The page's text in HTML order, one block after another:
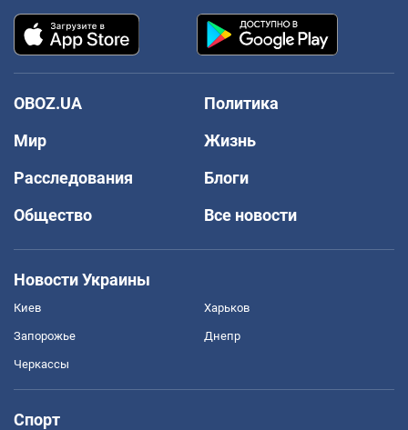
OBOZ.UA
Политика
Мир
Жизнь
Расследования
Блоги
Общество
Все новости
Новости Украины
Киев Харьков
Запорожье Днепр
Черкассы
Спорт